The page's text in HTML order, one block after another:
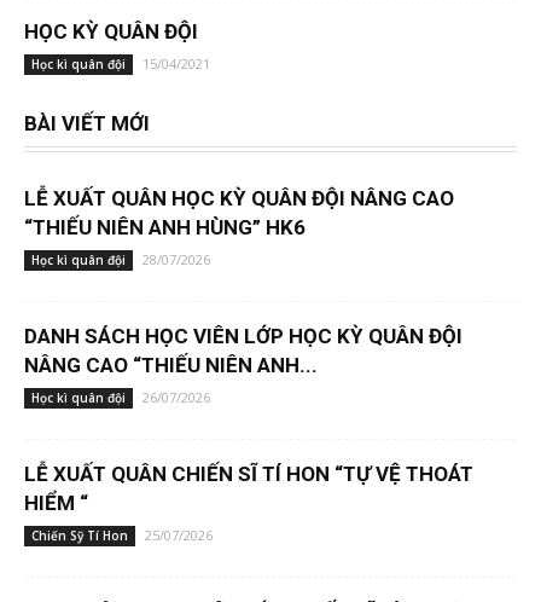
HỌC KỲ QUÂN ĐỘI
Học kì quân đội 15/04/2021
BÀI VIẾT MỚI
LỄ XUẤT QUÂN HỌC KỲ QUÂN ĐỘI NÂNG CAO
“THIẾU NIÊN ANH HÙNG” HK6
Học kì quân đội 28/07/2026
DANH SÁCH HỌC VIÊN LỚP HỌC KỲ QUÂN ĐỘI
NÂNG CAO “THIẾU NIÊN ANH...
Học kì quân đội 26/07/2026
LỄ XUẤT QUÂN CHIẾN SĨ TÍ HON “TỰ VỆ THOÁT
HIỂM “
Chiến Sỹ Tí Hon 25/07/2026